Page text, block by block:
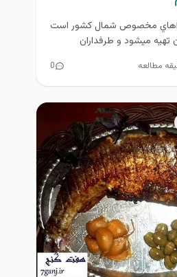
مخصوص شمال كشور است
تهيه ميشود و طرفداران
0